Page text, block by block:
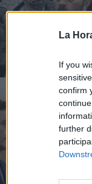
La
If you
confirm
further